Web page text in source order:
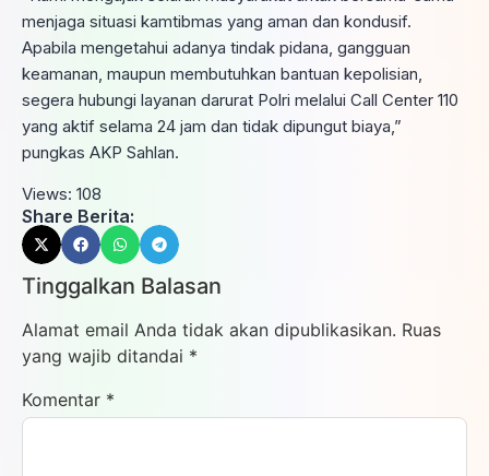
menjaga situasi kamtibmas yang aman dan kondusif.
Apabila mengetahui adanya tindak pidana, gangguan
keamanan, maupun membutuhkan bantuan kepolisian,
segera hubungi layanan darurat Polri melalui Call Center 110
yang aktif selama 24 jam dan tidak dipungut biaya,”
pungkas AKP Sahlan.
Views: 108
Share Berita:
Tinggalkan Balasan
Alamat email Anda tidak akan dipublikasikan. Ruas
yang wajib ditandai *
Komentar *